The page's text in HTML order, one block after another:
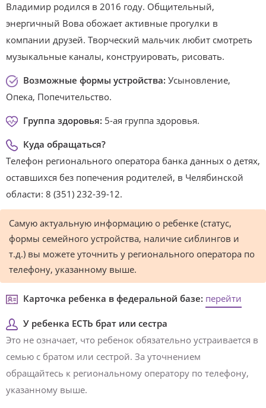
Владимир родился в 2016 году. Общительный,
энергичный Вова обожает активные прогулки в
компании друзей. Творческий мальчик любит смотреть
музыкальные каналы, конструировать, рисовать.
Возможные формы устройства: Усыновление,
Опека, Попечительство.
Группа здоровья: 5-ая группа здоровья.
Куда обращаться?
Телефон регионального оператора банка данных о детях,
оставшихся без попечения родителей, в Челябинской
области: 8 (351) 232-39-12.
Самую актуальную информацию о ребенке (статус,
формы семейного устройства, наличие сиблингов и
т.д.) вы можете уточнить у регионального оператора по
телефону, указанному выше.
Карточка ребенка в федеральной базе: перейти
У ребенка ЕСТЬ брат или сестра
Это не означает, что ребенок обязательно устраивается в
семью с братом или сестрой. За уточнением
обращайтесь к региональному оператору по телефону,
указанному выше.